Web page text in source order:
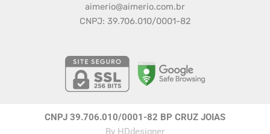
aimerio@aimerio.com.br
CNPJ: 39.706.010/0001-82
CNPJ 39.706.010/0001-82 BP CRUZ JOIAS
By HDdesigner